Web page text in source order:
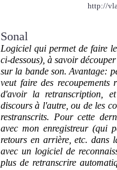
http://
Sonal
Logiciel qui permet de faire
ci-dessous), à savoir
sur la bande son. Avantage:
veut faire des recoupements
d'avoir la retranscription,
discours à l'autre, ou de les
restranscrits. Pour cette
avec mon enregistreur (qui
retours en arrière, etc. dans
avec un logiciel de
plus de retranscrire